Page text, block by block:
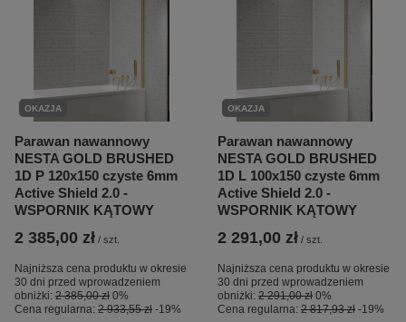
OKAZJA
Parawan nawannowy
NESTA GOLD BRUSHED
1D P 120x150 czyste 6mm
Active Shield 2.0 -
WSPORNIK KĄTOWY
2 385,00 zł / szt.
Najniższa cena produktu w okresie
30 dni przed wprowadzeniem
obniżki: 2 385,00 zł 0%
Cena regularna: 2 933,55 zł -19%
OKAZJA
Parawan nawannowy
NESTA GOLD BRUSHED
1D L 100x150 czyste 6mm
Active Shield 2.0 -
WSPORNIK KĄTOWY
2 291,00 zł / szt.
Najniższa cena produktu w okresie
30 dni przed wprowadzeniem
obniżki: 2 291,00 zł 0%
Cena regularna: 2 817,93 zł -19%